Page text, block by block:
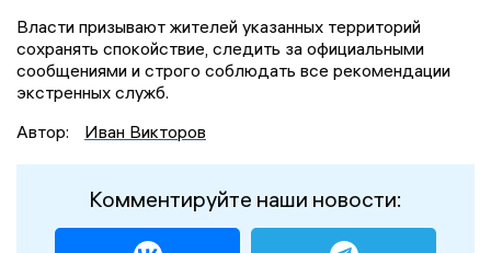
Власти призывают жителей указанных территорий
сохранять спокойствие, следить за официальными
сообщениями и строго соблюдать все рекомендации
экстренных служб.
Автор:
Иван Викторов
Комментируйте наши новости: